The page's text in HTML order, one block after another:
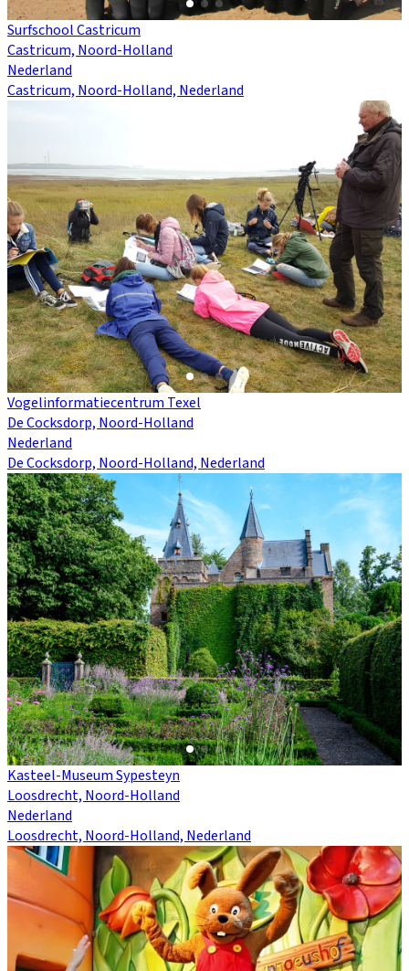
Surfschool Castricum
Castricum, Noord-Holland
Nederland
Castricum, Noord-Holland, Nederland
Vogelinformatiecentrum Texel
De Cocksdorp, Noord-Holland
Nederland
De Cocksdorp, Noord-Holland, Nederland
Kasteel-Museum Sypesteyn
Loosdrecht, Noord-Holland
Nederland
Loosdrecht, Noord-Holland, Nederland